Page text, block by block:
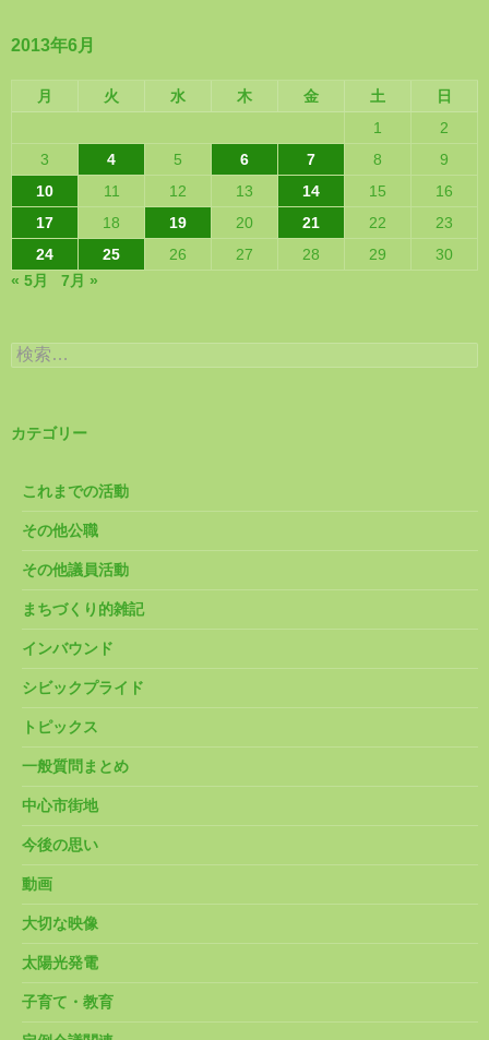
2013年6月
月 火 水 木 金 土
日
1
2
3
4 5 6 7 8
9
10
11 12 13 14 15
16
17
18 19 20 21 22
23
24
25 26 27 28 29
30
« 5月
7月 »
検
索:
カテゴリー
これまでの活動
その他公職
その他議員活動
まちづくり的雑記
インバウンド
シビックプライド
トピックス
一般質問まとめ
中心市街地
今後の思い
動画
大切な映像
太陽光発電
子育て・教育